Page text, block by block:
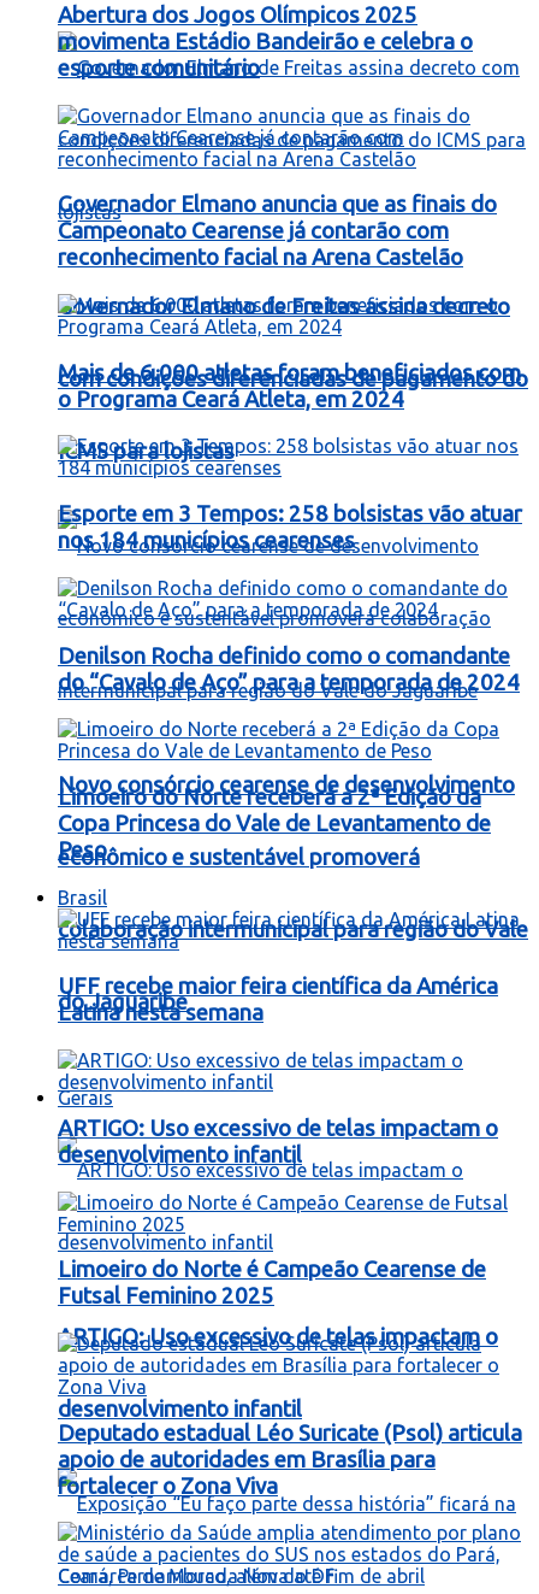
Governador Elmano de Freitas assina decreto
com condições diferenciadas de pagamento do
ICMS para lojistas
Novo consórcio cearense de desenvolvimento
econômico e sustentável promoverá
colaboração intermunicipal para região do Vale
do Jaguaribe
Gerais
ARTIGO: Uso excessivo de telas impactam o
desenvolvimento infantil
Abertura dos Jogos Olímpicos 2025
movimenta Estádio Bandeirão e celebra o
esporte comunitário
Governador Elmano anuncia que as finais do
Campeonato Cearense já contarão com
reconhecimento facial na Arena Castelão
Mais de 6.000 atletas foram beneficiados com
o Programa Ceará Atleta, em 2024
Esporte em 3 Tempos: 258 bolsistas vão atuar
nos 184 municípios cearenses
Denilson Rocha definido como o comandante
do “Cavalo de Aço” para a temporada de 2024
Limoeiro do Norte receberá a 2ª Edição da
Copa Princesa do Vale de Levantamento de
Peso
Brasil
UFF recebe maior feira científica da América
Latina nesta semana
ARTIGO: Uso excessivo de telas impactam o
desenvolvimento infantil
Limoeiro do Norte é Campeão Cearense de
Futsal Feminino 2025
Deputado estadual Léo Suricate (Psol) articula
apoio de autoridades em Brasília para
fortalecer o Zona Viva